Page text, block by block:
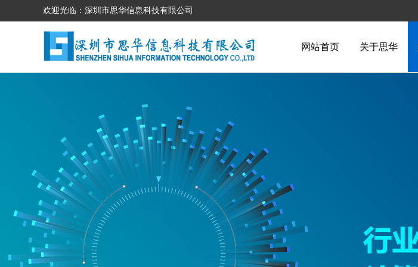
欢迎光临：深圳市思华信息科技有限公司
网站首页 关于思华